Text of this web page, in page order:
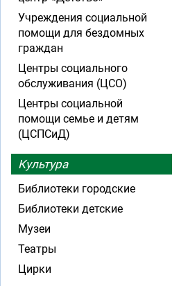
Учреждения социальной
помощи для бездомных
граждан
Центры социального
обслуживания (ЦСО)
Центры социальной
помощи семье и детям
(ЦСПСиД)
Культура
Библиотеки городские
Библиотеки детские
Музеи
Театры
Цирки